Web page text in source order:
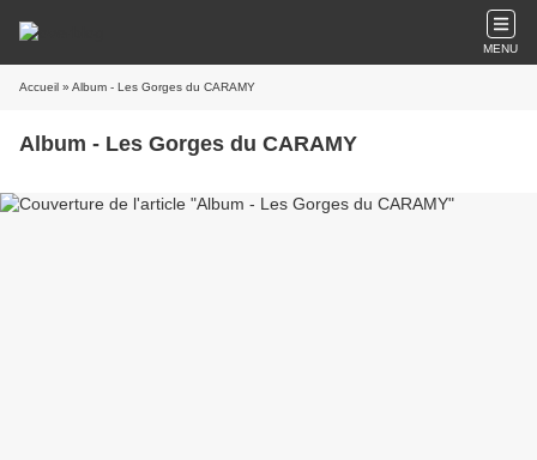
MENU
Accueil » Album - Les Gorges du CARAMY
Album - Les Gorges du CARAMY